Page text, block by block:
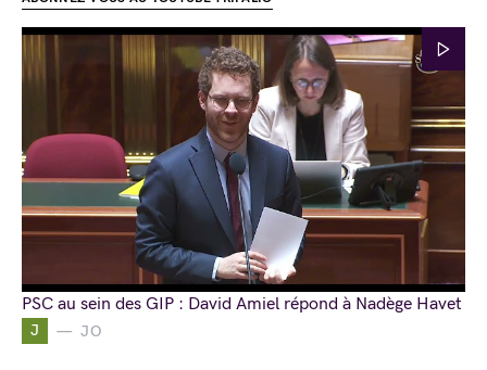
J JO
PSC au sein des GIP : David Amiel répond à Nadège Havet